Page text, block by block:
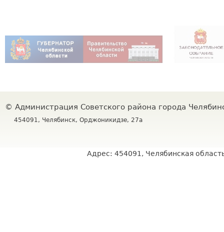
© Администрация Советского района города
454091, Челябинск, Орджоникидзе, 27а
Адрес: 454091, Челябинская